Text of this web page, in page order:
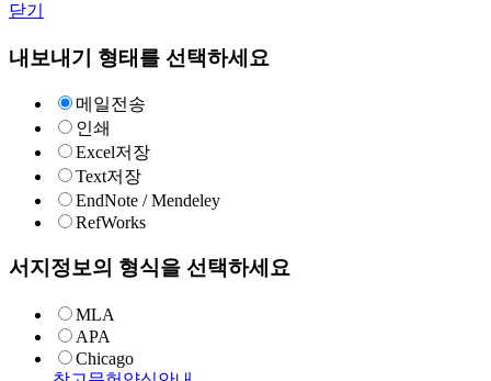
닫기
내보내기 형태를 선택하세요
메일전송
인쇄
Excel저장
Text저장
EndNote / Mendeley
RefWorks
서지정보의 형식을 선택하세요
MLA
APA
Chicago